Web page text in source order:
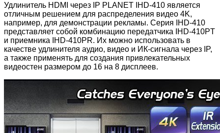
Удлинитель HDMI через IP PLANET IHD-410 является
отличным решением для распределения видео 4K,
например, для демонстрации рекламы. Серия IHD-410
представляет собой комбинацию передатчика IHD-410PT
и приемника IHD-410PR. Их можно использовать в
качестве удлинителя аудио, видео и ИК-сигнала через IP,
а также применять для создания привлекательных
видеостен размером до 16 на 8 дисплеев.